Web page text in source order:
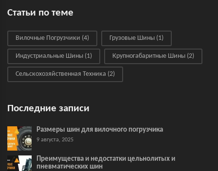
Статьи по теме
Вилочные Погрузчики (4) Грузовые Шины (1)
Индустриальные Шины (1) Крупногабаритные Шины (2)
Сельскохозяйственная Техника (2)
Последние записи
Размеры шин для вилочного погрузчика
9 августа, 2025
Преимущества и недостатки цельнолитых и
пневматических шин